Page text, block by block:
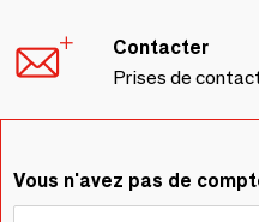
Contacter
Prises de
Vous n'avez pas de